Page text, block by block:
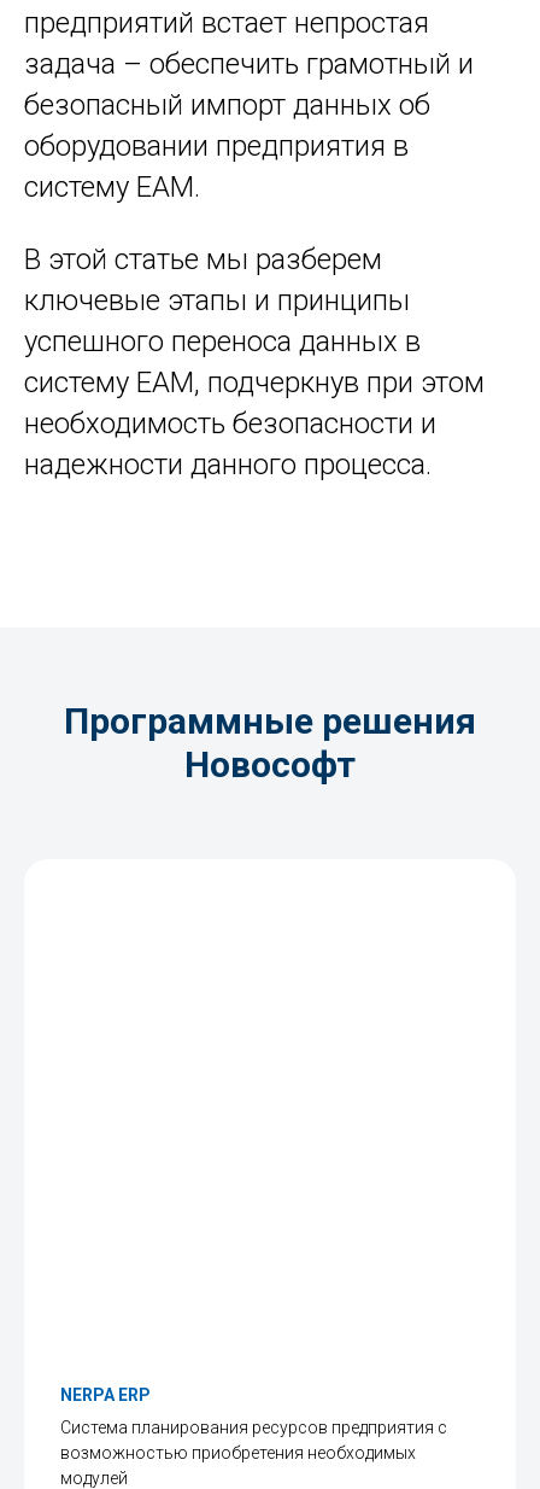
предприятий встает непростая
задача – обеспечить грамотный и
безопасный импорт данных об
оборудовании предприятия в
систему EAM.
В этой статье мы разберем
ключевые этапы и принципы
успешного переноса данных в
систему EAM, подчеркнув при этом
необходимость безопасности и
надежности данного процесса.
Программные решения
Новософт
NERPA ERP
Система планирования ресурсов предприятия с
возможностью приобретения необходимых
модулей